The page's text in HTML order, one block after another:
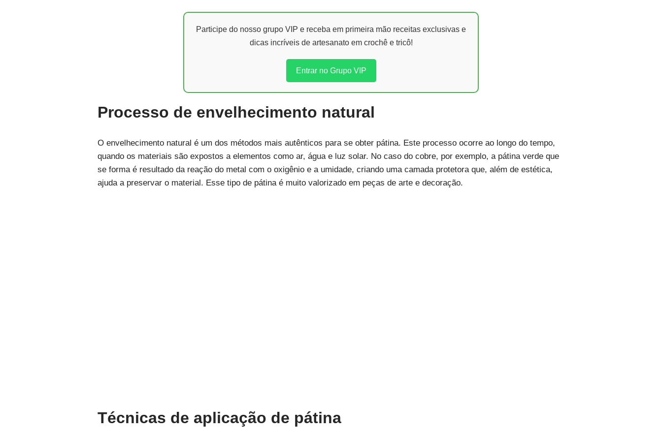
Participe do nosso grupo VIP e receba em primeira mão receitas exclusivas e
dicas incríveis de artesanato em crochê e tricô!
Entrar no Grupo VIP
Processo de envelhecimento natural
O envelhecimento natural é um dos métodos mais autênticos para se obter pátina. Este processo ocorre ao longo do tempo,
quando os materiais são expostos a elementos como ar, água e luz solar. No caso do cobre, por exemplo, a pátina verde que
se forma é resultado da reação do metal com o oxigênio e a umidade, criando uma camada protetora que, além de estética,
ajuda a preservar o material. Esse tipo de pátina é muito valorizado em peças de arte e decoração.
Técnicas de aplicação de pátina